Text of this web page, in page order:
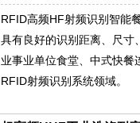
RFID高频HF射频识别智能
具有良好的识别距离、尺寸
业事业单位食堂、中式快
RFID射频识别系统领域。